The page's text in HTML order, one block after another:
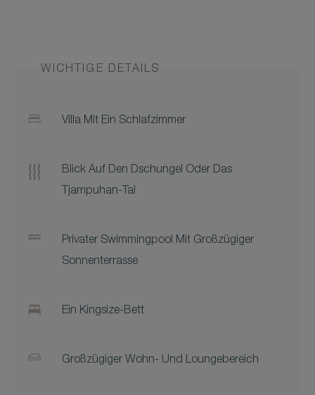
WICHTIGE DETAILS
Villa Mit Ein Schlafzimmer
Blick Auf Den Dschungel Oder Das
Tjampuhan-Tal
Privater Swimmingpool Mit Großzügiger
Sonnenterrasse
Ein Kingsize-Bett
Großzügiger Wohn- Und Loungebereich